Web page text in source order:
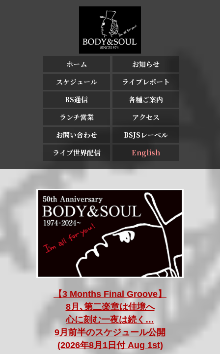
ホーム
お知らせ
スケジュール
ライブレポート
BS通信
各種ご案内
ランチ営業
アクセス
お問い合わせ
BSJSレーベル
ライブ世界配信
English
【3 Months Final Groove】
8月､第二楽章は佳境へ
心に刻む一夜は続く…
9月前半のスケジュール公開
(2026年8月1日付 Aug 1st)